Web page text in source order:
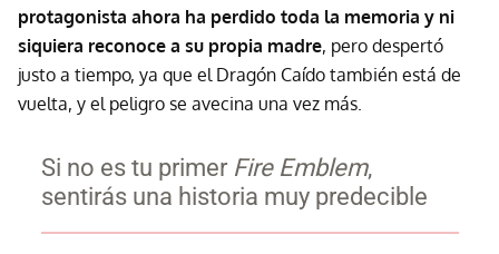
protagonista ahora ha perdido toda la memoria y ni
siquiera reconoce a su propia madre, pero despertó
justo a tiempo, ya que el Dragón Caído también está de
vuelta, y el peligro se avecina una vez más.
Si no es tu primer Fire Emblem,
sentirás una historia muy predecible